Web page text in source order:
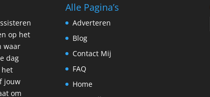
op het
waar
dag
het
jouw
om
Alle Pagina’s
Adverteren
Blog
Contact Mij
FAQ
Home